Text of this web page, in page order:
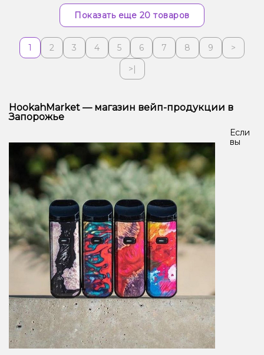
Показать еще 20 товаров
1 2 3 4 5 6 7 8 9
>
>|
HookahMarket — магазин вейп-продукции в
Запорожье
Если
вы